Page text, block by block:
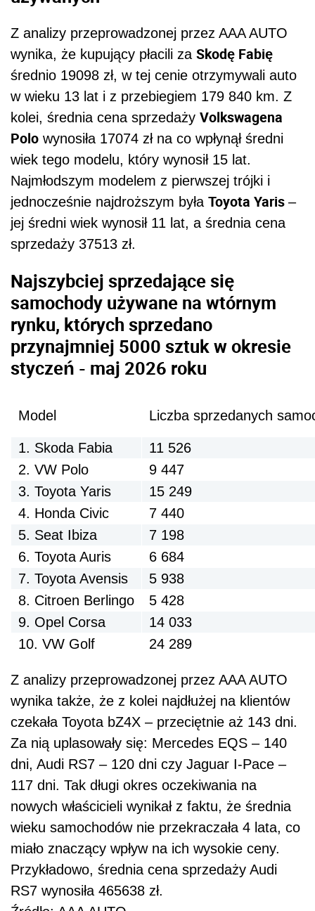
Z analizy przeprowadzonej przez AAA AUTO
wynika, że kupujący płacili za Skodę Fabię
średnio 19098 zł, w tej cenie otrzymywali auto
w wieku 13 lat i z przebiegiem 179 840 km. Z
kolei, średnia cena sprzedaży Volkswagena
Polo wynosiła 17074 zł na co wpłynął średni
wiek tego modelu, który wynosił 15 lat.
Najmłodszym modelem z pierwszej trójki i
jednocześnie najdroższym była Toyota Yaris –
jej średni wiek wynosił 11 lat, a średnia cena
sprzedaży 37513 zł.
Najszybciej sprzedające się
samochody używane na wtórnym
rynku, których sprzedano
przynajmniej 5000 sztuk w okresie
styczeń - maj 2026 roku
Model Liczba sprzedanych
1. Skoda Fabia
11 526
2. VW Polo
9 447
3. Toyota Yaris
15 249
4. Honda Civic
7 440
5. Seat Ibiza
7 198
6. Toyota Auris
6 684
7. Toyota Avensis
5 938
8. Citroen Berlingo
5 428
9. Opel Corsa
14 033
10. VW Golf
24 289
Z analizy przeprowadzonej przez AAA AUTO
wynika także, że z kolei najdłużej na klientów
czekała Toyota bZ4X – przeciętnie aż 143 dni.
Za nią uplasowały się: Mercedes EQS – 140
dni, Audi RS7 – 120 dni czy Jaguar I-Pace –
117 dni. Tak długi okres oczekiwania na
nowych właścicieli wynikał z faktu, że średnia
wieku samochodów nie przekraczała 4 lata, co
miało znaczący wpływ na ich wysokie ceny.
Przykładowo, średnia cena sprzedaży Audi
RS7 wynosiła 465638 zł.